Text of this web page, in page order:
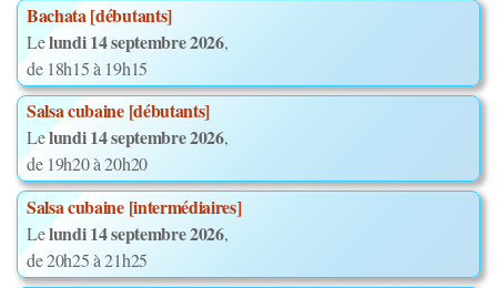
Bachata [débutants]
Lelundi 14 septembre 2026,
de 18h15 à 19h15
Salsa cubaine [débutants]
Lelundi 14 septembre 2026,
de 19h20 à 20h20
Salsa cubaine [intermédiaires]
Lelundi 14 septembre 2026,
de 20h25 à 21h25